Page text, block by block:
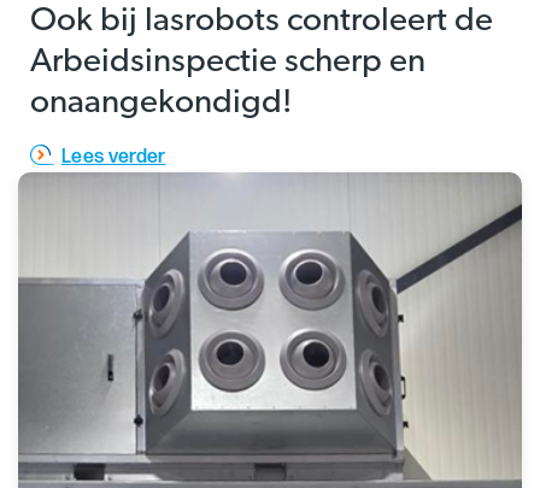
Ook bij lasrobots controleert de
Arbeidsinspectie scherp en
onaangekondigd!
Lees verder